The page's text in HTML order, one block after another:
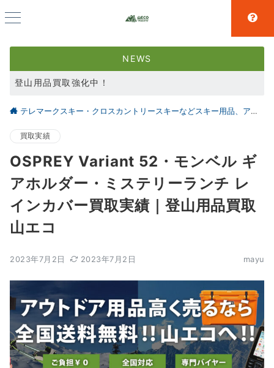
NEWS
登山用品買取強化中！
スキー用品買取強化中！
テレマークスキー・クロスカントリースキーなどスキー用品、アウトドア、キャンプ用品の買取なら仙台の【山とエコ】
買取実績
OSPREY Variant 52・モンベル ギ
アホルダー・ミステリーランチ レ
インカバー買取実績｜登山用品買取
山エコ
2023年7月2日 2023年7月2日 mayu